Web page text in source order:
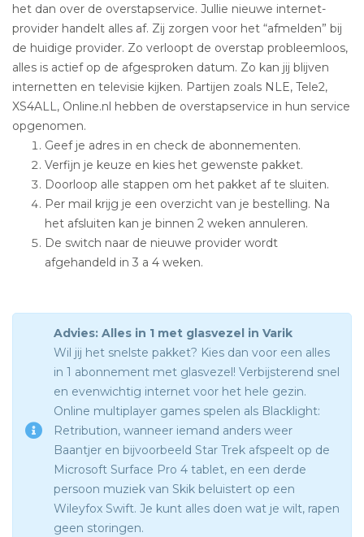
het dan over de overstapservice. Jullie nieuwe internet-
provider handelt alles af. Zij zorgen voor het “afmelden” bij
de huidige provider. Zo verloopt de overstap probleemloos,
alles is actief op de afgesproken datum. Zo kan jij blijven
internetten en televisie kijken. Partijen zoals NLE, Tele2,
XS4ALL, Online.nl hebben de overstapservice in hun service
opgenomen.
Geef je adres in en check de abonnementen.
Verfijn je keuze en kies het gewenste pakket.
Doorloop alle stappen om het pakket af te sluiten.
Per mail krijg je een overzicht van je bestelling. Na
het afsluiten kan je binnen 2 weken annuleren.
De switch naar de nieuwe provider wordt
afgehandeld in 3 a 4 weken.
Advies: Alles in 1 met glasvezel in Varik
Wil jij het snelste pakket? Kies dan voor een alles
in 1 abonnement met glasvezel! Verbijsterend snel
en evenwichtig internet voor het hele gezin.
Online multiplayer games spelen als Blacklight:
Retribution, wanneer iemand anders weer
Baantjer en bijvoorbeeld Star Trek afspeelt op de
Microsoft Surface Pro 4 tablet, en een derde
persoon muziek van Skik beluistert op een
Wileyfox Swift. Je kunt alles doen wat je wilt, rapen
geen storingen.